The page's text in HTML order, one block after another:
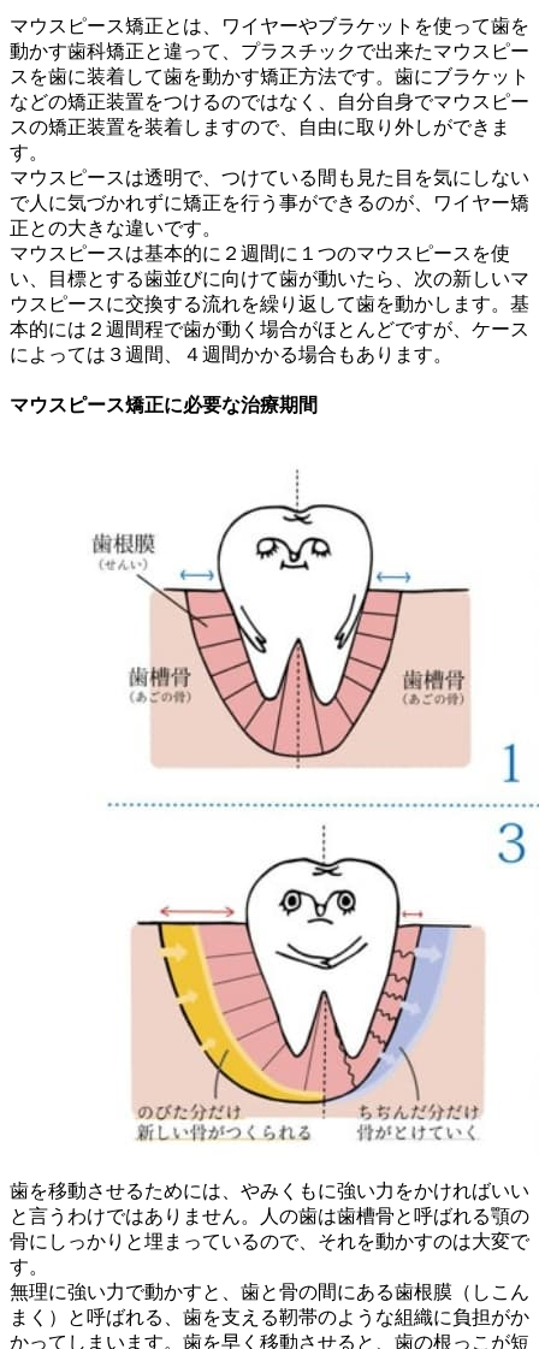
マウスピース矯正とは、ワイヤーやブラケットを使って歯を
動かす歯科矯正と違って、プラスチックで出来たマウスピー
スを歯に装着して歯を動かす矯正方法です。歯にブラケット
などの矯正装置をつけるのではなく、自分自身でマウスピー
スの矯正装置を装着しますので、自由に取り外しができま
す。
マウスピースは透明で、つけている間も見た目を気にしない
で人に気づかれずに矯正を行う事ができるのが、ワイヤー矯
正との大きな違いです。
マウスピースは基本的に２週間に１つのマウスピースを使
い、目標とする歯並びに向けて歯が動いたら、次の新しいマ
ウスピースに交換する流れを繰り返して歯を動かします。基
本的には２週間程で歯が動く場合がほとんどですが、ケース
によっては３週間、４週間かかる場合もあります。
マウスピース矯正に必要な治療期間
歯を移動させるためには、やみくもに強い力をかければいい
と言うわけではありません。人の歯は歯槽骨と呼ばれる顎の
骨にしっかりと埋まっているので、それを動かすのは大変で
す。
無理に強い力で動かすと、歯と骨の間にある歯根膜（しこん
まく）と呼ばれる、歯を支える靭帯のような組織に負担がか
かってしまいます。歯を早く移動させると、歯の根っこが短